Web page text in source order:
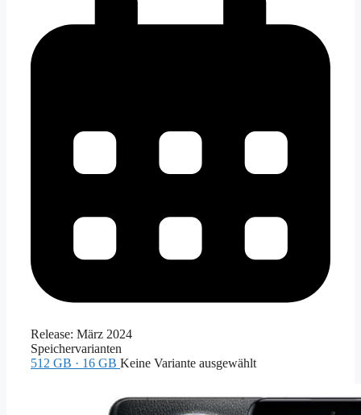
Release: März 2024
Speichervarianten
512 GB · 16 GB Keine Variante ausgewählt